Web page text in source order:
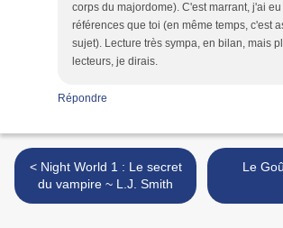
corps du majordome). C'est marrant, j'ai
références que toi (en même temps, c'est
sujet). Lecture très sympa, en bilan, mais
lecteurs, je dirais.
Répondre
< Night World 1 : Le secret
du vampire ~ L.J. Smith